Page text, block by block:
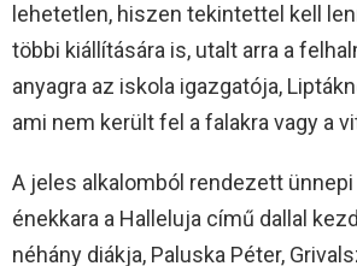
lehetetlen, hiszen tekintettel kell
többi kiállítására is, utalt arra a
anyagra az iskola igazgatója,
ami nem került fel a falakra vagy a
A jeles alkalomból rendezett
énekkara a Halleluja című dallal
néhány diákja, Paluska Péter,